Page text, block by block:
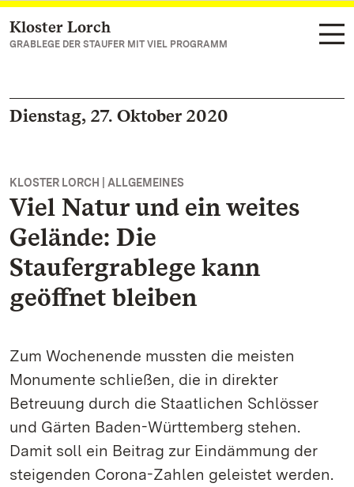
Zum Hauptinhalt springen
Kloster Lorch
GRABLEGE DER STAUFER MIT VIEL PROGRAMM
Dienstag, 27. Oktober 2020
KLOSTER LORCH | ALLGEMEINES
Viel Natur und ein weites
Gelände: Die
Staufergrablege kann
geöffnet bleiben
Zum Wochenende mussten die meisten
Monumente schließen, die in direkter
Betreuung durch die Staatlichen Schlösser
und Gärten Baden-Württemberg stehen.
Damit soll ein Beitrag zur Eindämmung der
steigenden Corona-Zahlen geleistet werden.